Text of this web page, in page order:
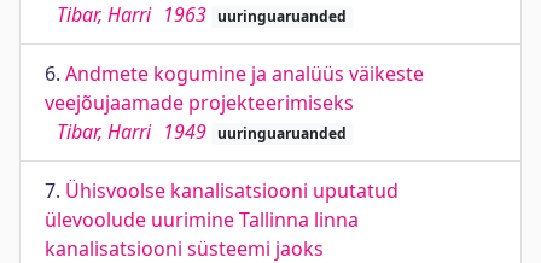
Tibar, Harri 1963 uuringuaruanded
6. Andmete kogumine ja analüüs väikeste
veejõujaamade projekteerimiseks
Tibar, Harri 1949 uuringuaruanded
7. Ühisvoolse kanalisatsiooni uputatud
ülevoolude uurimine Tallinna linna
kanalisatsiooni süsteemi jaoks